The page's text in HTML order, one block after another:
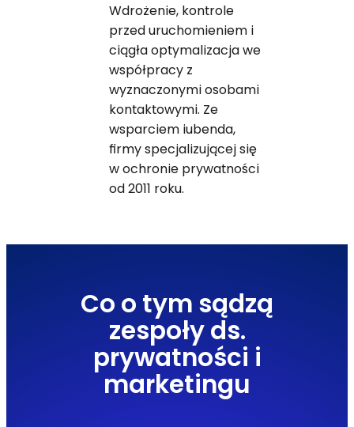
Wdrożenie, kontrole
przed uruchomieniem i
ciągła optymalizacja we
współpracy z
wyznaczonymi osobami
kontaktowymi. Ze
wsparciem iubenda,
firmy specjalizującej się
w ochronie prywatności
od 2011 roku.
Co o tym sądzą
zespoły ds.
prywatności i
marketingu